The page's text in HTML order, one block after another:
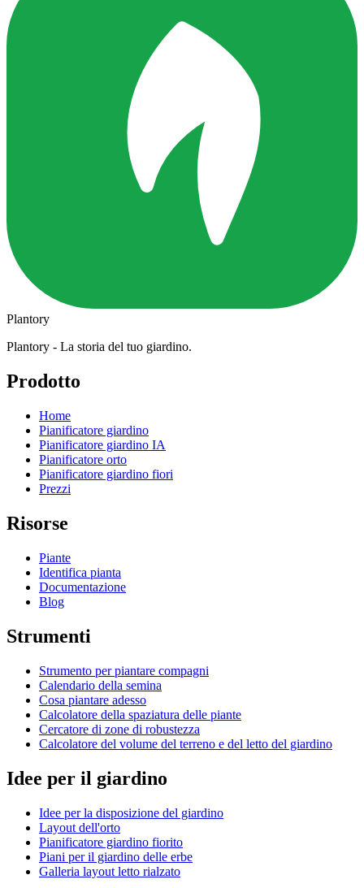
Plantory
Plantory - La storia del tuo giardino.
Prodotto
Home
Pianificatore giardino
Pianificatore giardino IA
Pianificatore orto
Pianificatore giardino fiori
Prezzi
Risorse
Piante
Identifica pianta
Documentazione
Blog
Strumenti
Strumento per piantare compagni
Calendario della semina
Cosa piantare adesso
Calcolatore della spaziatura delle piante
Cercatore di zone di robustezza
Calcolatore del volume del terreno e del letto del giardino
Idee per il giardino
Idee per la disposizione del giardino
Layout dell'orto
Pianificatore giardino fiorito
Piani per il giardino delle erbe
Galleria layout letto rialzato